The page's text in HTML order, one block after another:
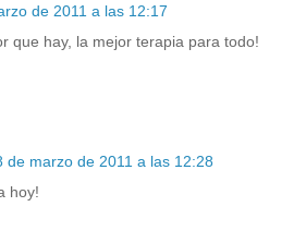
de 2011 a las 12:17
que hay, la mejor terapia para todo!
de marzo de 2011 a las 12:28
hoy!